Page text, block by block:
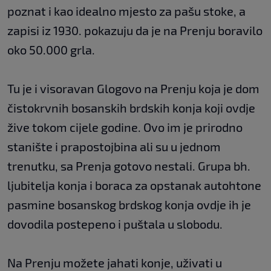
poznat i kao idealno mjesto za pašu stoke, a
zapisi iz 1930. pokazuju da je na Prenju boravilo
oko 50.000 grla.
Tu je i visoravan Glogovo na Prenju koja je dom
čistokrvnih bosanskih brdskih konja koji ovdje
žive tokom cijele godine. Ovo im je prirodno
stanište i prapostojbina ali su u jednom
trenutku, sa Prenja gotovo nestali. Grupa bh.
ljubitelja konja i boraca za opstanak autohtone
pasmine bosanskog brdskog konja ovdje ih je
dovodila postepeno i puštala u slobodu.
Na Prenju možete jahati konje, uživati u